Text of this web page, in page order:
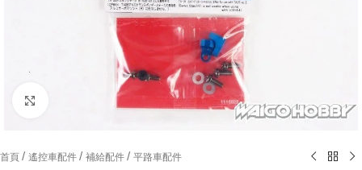
Click to enlarge
首頁 / 遙控車配件 / 補給配件 / 平路車配件